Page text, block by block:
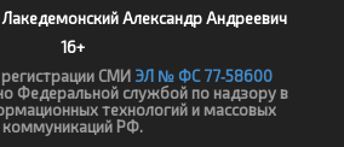
Лакедемонский Александр Андреевич
16+
СМИ ЭЛ № ФС 77‑58600
Федеральной службой по надзору в
технологий и массовых
коммуникаций РФ.